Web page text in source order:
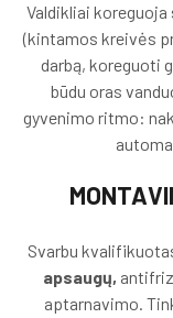
Valdikliai
(kintamos kreivės
darbą, koreguoti
būdu oras
gyvenimo ritmo:
Svarbu
apsaugų,
aptarnavimo.